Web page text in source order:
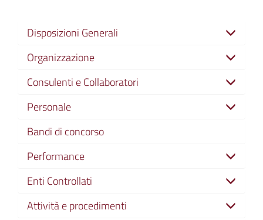
Disposizioni Generali
Organizzazione
Consulenti e Collaboratori
Personale
Bandi di concorso
Performance
Enti Controllati
Attività e procedimenti